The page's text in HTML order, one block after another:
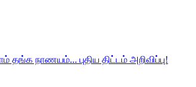
தங்க நாணயம்... புதிய திட்டம் அறிவிப்பு!